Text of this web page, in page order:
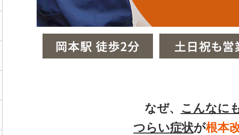
なぜ、 こんなに
つらい症状が根本